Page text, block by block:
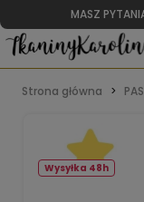
MASZ
Strona główna
Wysyłka 48h